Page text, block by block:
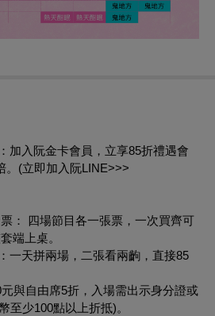
加入阮金卡會員，立享85折禮遇會
。(立即加入阮LINE>>>
： 四場節目各一張票，一次買齊可
端上桌。
一天拼兩場，二張看兩齣，直接85
與自由席5折， 入場需出示身分證或
至少100點以上折抵)。